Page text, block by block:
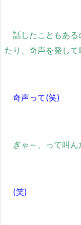
話したこともある
たり、奇声を発し
奇声って(笑)
ぎゃ～、って叫ん
(笑)